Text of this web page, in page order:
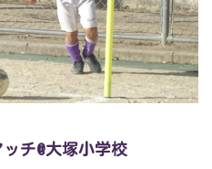
チ@大塚小学校